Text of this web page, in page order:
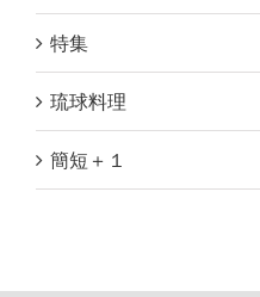
特集
琉球料理
簡短＋１